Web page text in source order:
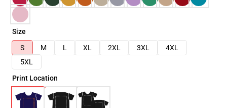
Size
S
M L XL 2XL 3XL
4XL
5XL
Print Location